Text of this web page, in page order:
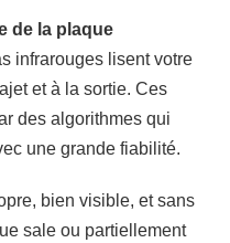
de la plaque
infrarouges lisent votre
et à la sortie. Ces
des algorithmes qui
une grande fiabilité.
bien visible, et sans
sale ou partiellement